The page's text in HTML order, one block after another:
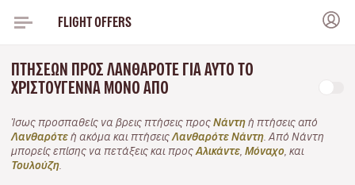
FLIGHT OFFERS
ΠΤΉΣΕΩΝ ΠΡΟΣ ΛΑΝΘΑΡΌΤΕ ΓΙΑ ΑΥΤΌ ΤΟ
ΧΡΙΣΤΟΎΓΕΝΝΑ ΜΌΝΟ ΑΠΌ
Ίσως προσπαθείς να βρεις πτήσεις προς Νάντη ή πτήσεις από
Λανθαρότε ή ακόμα και πτήσεις Λανθαρότε Νάντη . Από Νάντη
μπορείς επίσης να πετάξεις και προς Αλικάντε Μόναχο , και
Τουλούζη